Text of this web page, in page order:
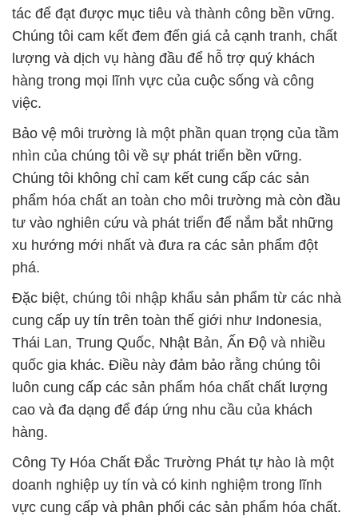
tác để đạt được mục tiêu và thành công bền vững.
Chúng tôi cam kết đem đến giá cả cạnh tranh, chất
lượng và dịch vụ hàng đầu để hỗ trợ quý khách
hàng trong mọi lĩnh vực của cuộc sống và công
việc.
Bảo vệ môi trường là một phần quan trọng của tầm
nhìn của chúng tôi về sự phát triển bền vững.
Chúng tôi không chỉ cam kết cung cấp các sản
phẩm hóa chất an toàn cho môi trường mà còn đầu
tư vào nghiên cứu và phát triển để nắm bắt những
xu hướng mới nhất và đưa ra các sản phẩm đột
phá.
Đặc biệt, chúng tôi nhập khẩu sản phẩm từ các nhà
cung cấp uy tín trên toàn thế giới như Indonesia,
Thái Lan, Trung Quốc, Nhật Bản, Ấn Độ và nhiều
quốc gia khác. Điều này đảm bảo rằng chúng tôi
luôn cung cấp các sản phẩm hóa chất chất lượng
cao và đa dạng để đáp ứng nhu cầu của khách
hàng.
Công Ty Hóa Chất Đắc Trường Phát tự hào là một
doanh nghiệp uy tín và có kinh nghiệm trong lĩnh
vực cung cấp và phân phối các sản phẩm hóa chất.